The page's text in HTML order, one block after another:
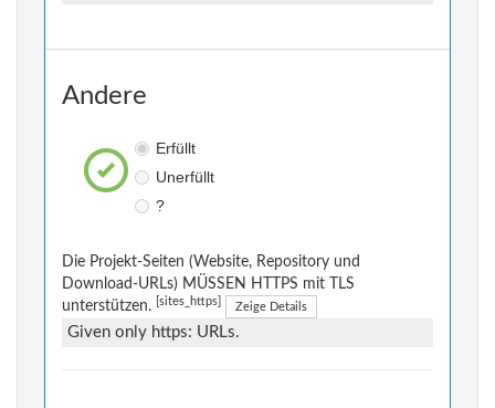
Andere
Erfüllt
Unerfüllt
?
Die Projekt-Seiten (Website, Repository und
Download-URLs) MÜSSEN HTTPS mit TLS
unterstützen.
[sites_https] Zeige Details
Given only https: URLs.